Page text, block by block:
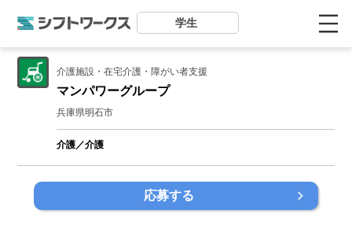
学生
介護施設・在宅介護・障がい者支援
マンパワーグループ
兵庫県明石市
介護／介護
応募する